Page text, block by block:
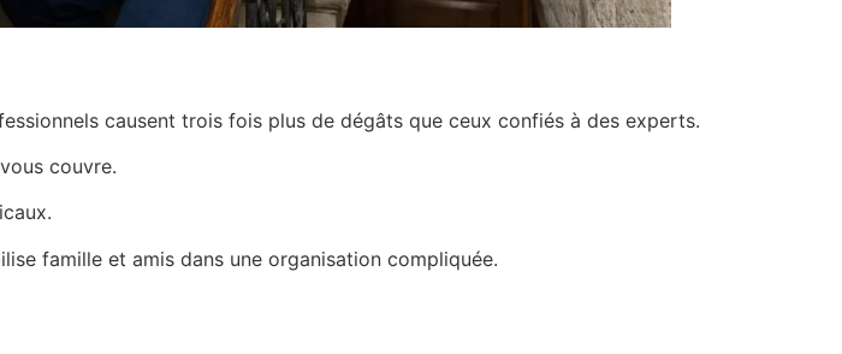
causent trois fois plus de dégâts que ceux confiés à des experts.
couvre.
famille et amis dans une organisation compliquée.